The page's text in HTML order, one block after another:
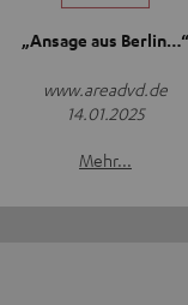
„Ansage aus Berlin…“
www.areadvd.de
14.01.2025
Mehr...